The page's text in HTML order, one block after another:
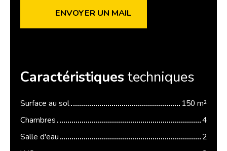
ENVOYER UN MAIL
Caractéristiques techniques
Surface au sol 150 m²
Chambres
4
Salle d'eau
2